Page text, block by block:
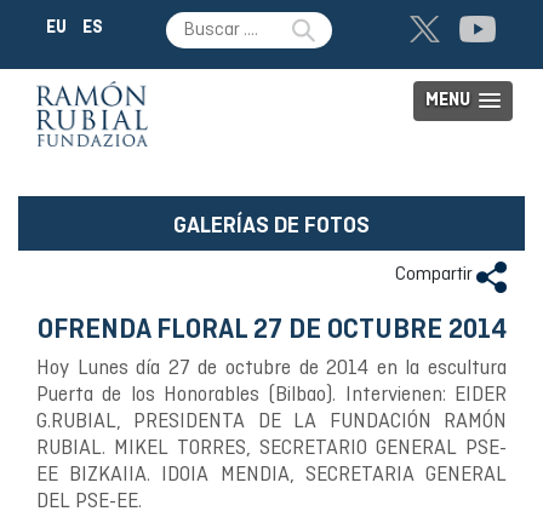
EU ES
MENU
GALERÍAS DE FOTOS
Compartir
OFRENDA FLORAL 27 DE OCTUBRE 2014
Hoy Lunes día 27 de octubre de 2014 en la escultura
Puerta de los Honorables (Bilbao). Intervienen: EIDER
G.RUBIAL, PRESIDENTA DE LA FUNDACIÓN RAMÓN
RUBIAL. MIKEL TORRES, SECRETARIO GENERAL PSE-
EE BIZKAIIA. IDOIA MENDIA, SECRETARIA GENERAL
DEL PSE-EE.